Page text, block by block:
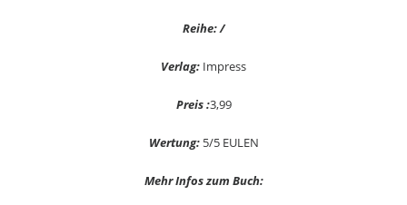
Reihe: /
Verlag: Impress
Preis :3,99
Wertung: 5/5 EULEN
Mehr Infos zum Buch: